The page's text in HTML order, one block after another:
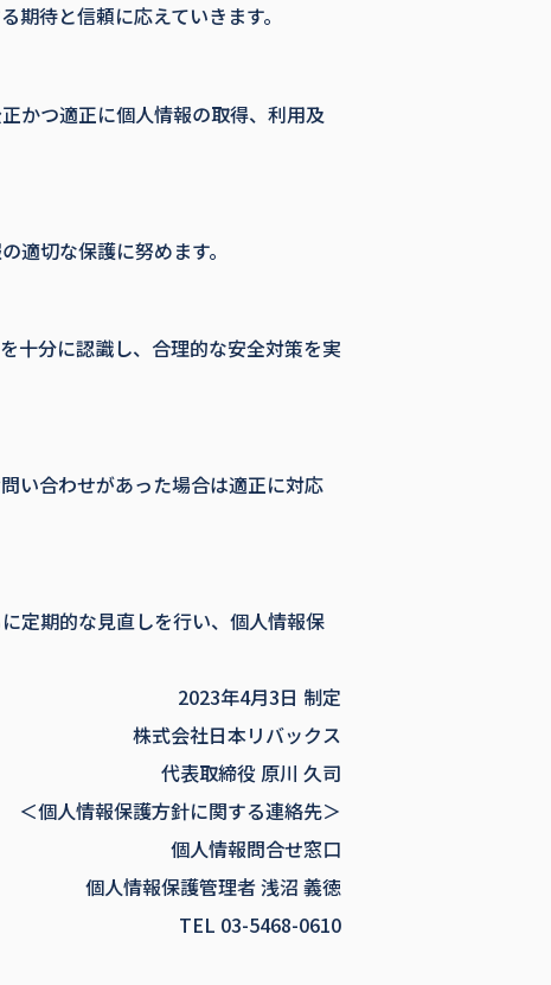
待と信頼に応えていきます。
かつ適正に個人情報の取得、利用及
適切な保護に努めます。
十分に認識し、合理的な安全対策を実
い合わせがあった場合は適正に対応
定期的な見直しを行い、個人情報保
2023年4月3日 制定
株式会社日本リバックス
代表取締役 原川 久司
＜個人情報保護方針に関する連絡先＞
個人情報問合せ窓口
個人情報保護管理者 浅沼 義徳
TEL 03-5468-0610